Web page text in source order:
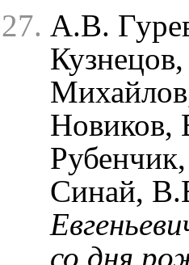
А.В.
Синай,
со дня